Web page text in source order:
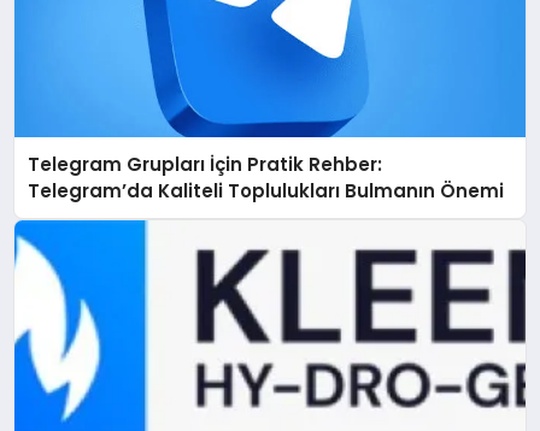
Telegram Grupları İçin Pratik Rehber:
Telegram’da Kaliteli Toplulukları Bulmanın Önemi